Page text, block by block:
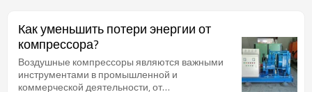
Как уменьшить потери энергии от
компрессора?
Воздушные компрессоры являются важными
инструментами в промышленной и
коммерческой деятельности, от